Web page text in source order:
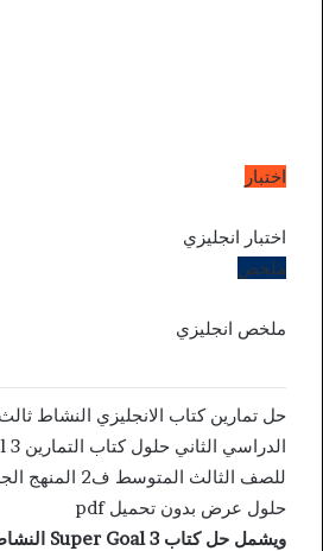
اختبار
اختبار انجليزي
ملخص
ملخص انجليزي
حل تمارين كتاب الانجليزي النشاط
حلول عرض بدون تحميل pdf
ويشمل حل كتاب